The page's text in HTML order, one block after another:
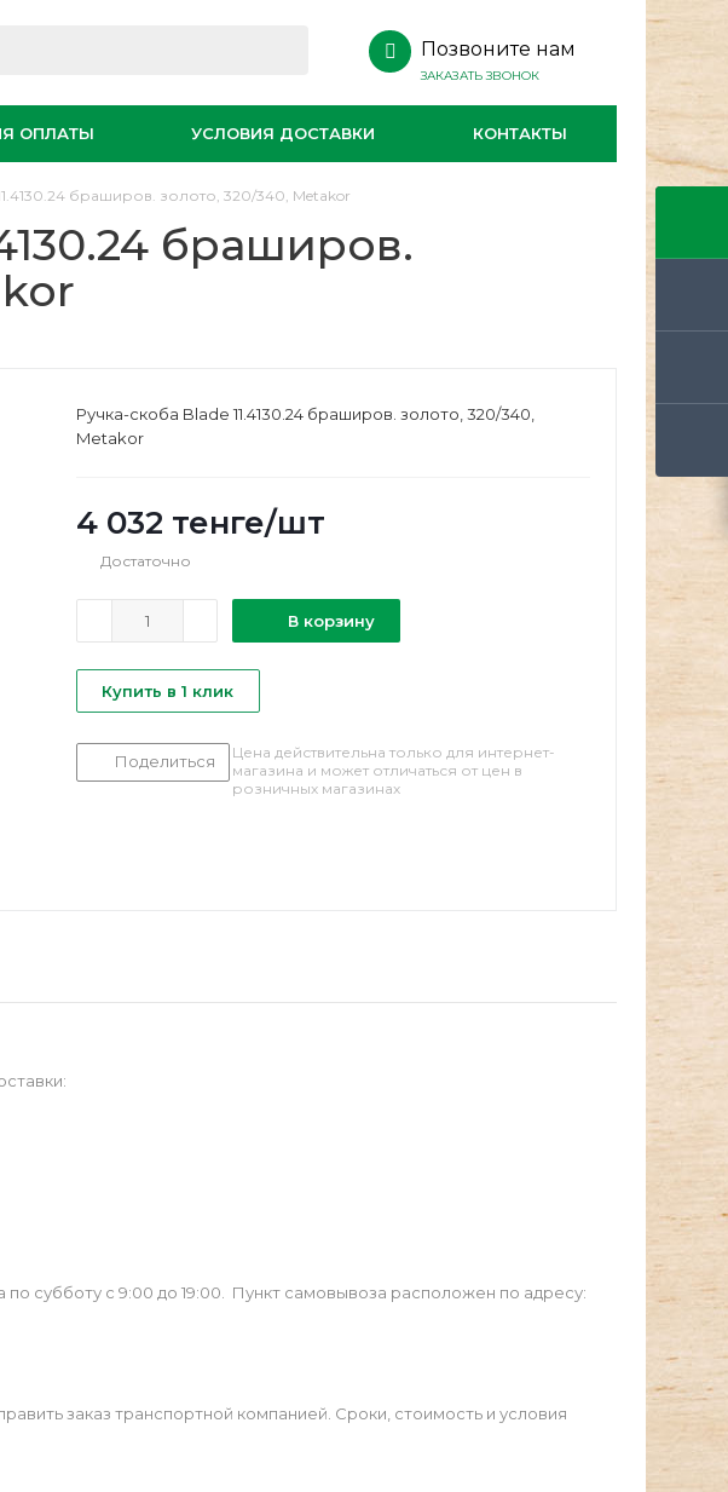
Позвоните нам
ЗАКАЗАТЬ ЗВОНОК
ОПЛАТЫ УСЛОВИЯ ДОСТАВКИ КОНТАКТЫ
браширов. золото, 320/340, Metakor
браширов.
Ручка-скоба Blade 11.4130.24 браширов. золото, 320/340,
Metakor
4 032 тенге/шт
Достаточно
В корзину
Купить в 1 клик
Поделиться
Цена действительна только для интернет-
магазина и может отличаться от цен в
розничных магазинах
субботу с 9:00 до 19:00. Пункт самовывоза расположен по адресу:
заказ транспортной компанией. Сроки, стоимость и условия